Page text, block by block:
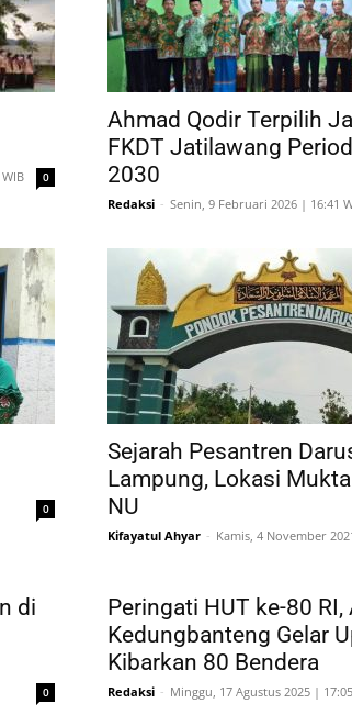
0
Ahmad Qodir Terpilih
FKDT Jatilawang
2030
Redaksi - Senin, 9 Februari 2026 | 16:41
0
Sejarah Pesantren
Lampung, Lokasi
NU
Kifayatul Ahyar - Kamis, 4 November
di
0
Peringati HUT ke-80 RI,
Kedungbanteng Gelar
Kibarkan 80 Bendera
Redaksi - Minggu, 17 Agustus 2025 |